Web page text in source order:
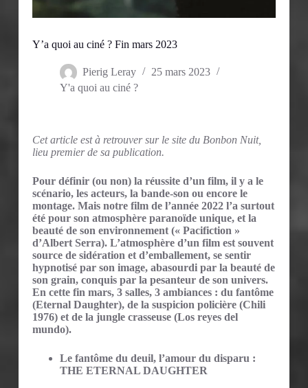
Y’a quoi au ciné ? Fin mars 2023
Pierig Leray
25 mars 2023
Y'a quoi au ciné ?
Cet article est à retrouver sur le site du Bonbon Nuit,
lieu premier de sa publication.
Pour définir (ou non) la réussite d’un film, il y a le
scénario, les acteurs, la bande-son ou encore le
montage. Mais notre film de l’année 2022 l’a surtout
été pour son atmosphère paranoïde unique, et la
beauté de son environnement (« Pacifiction »
d’Albert Serra). L’atmosphère d’un film est souvent
source de sidération et d’emballement, se sentir
hypnotisé par son image, abasourdi par la beauté de
son grain, conquis par la pesanteur de son univers.
En cette fin mars, 3 salles, 3 ambiances : du fantôme
(Eternal Daughter), de la suspicion policière (Chili
1976) et de la jungle crasseuse (Los reyes del
mundo).
Le fantôme du deuil, l’amour du disparu :
THE ETERNAL DAUGHTER